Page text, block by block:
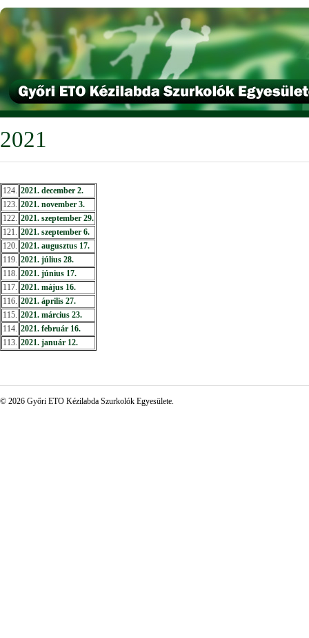
2021
124. 2021. december 2.
123. 2021. november 3.
122. 2021. szeptember 29.
121. 2021. szeptember 6.
120. 2021. augusztus 17.
119. 2021. július 28.
118. 2021. június 17.
117. 2021. május 16.
116. 2021. április 27.
115. 2021. március 23.
114. 2021. február 16.
113. 2021. január 12.
© 2026 Győri ETO Kézilabda Szurkolók Egyesülete.